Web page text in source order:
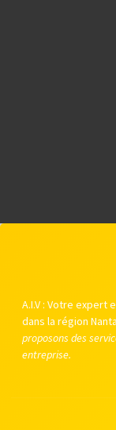
A.I.V : Votre expert
dans la région
proposons des
entreprise.